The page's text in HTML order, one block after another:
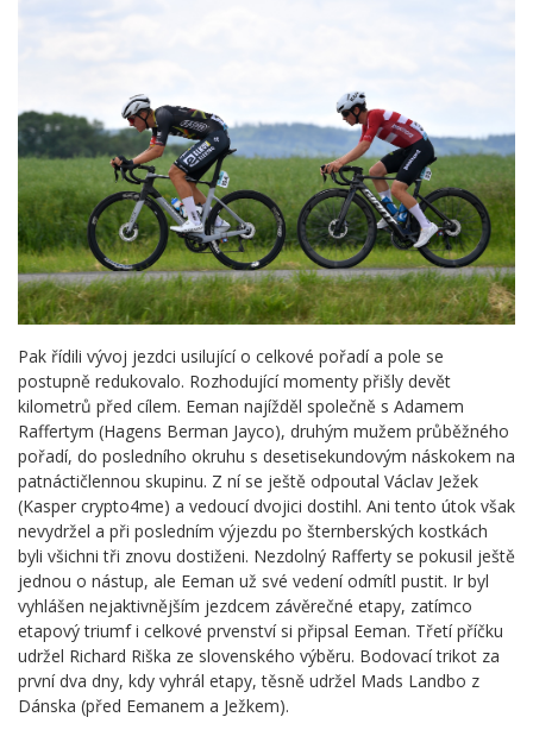
Pak řídili vývoj jezdci usilující o celkové pořadí a pole se
postupně redukovalo. Rozhodující momenty přišly devět
kilometrů před cílem. Eeman najížděl společně s Adamem
Raffertym (Hagens Berman Jayco), druhým mužem průběžného
pořadí, do posledního okruhu s desetisekundovým náskokem na
patnáctičlennou skupinu. Z ní se ještě odpoutal Václav Ježek
(Kasper crypto4me) a vedoucí dvojici dostihl. Ani tento útok však
nevydržel a při posledním výjezdu po šternberských kostkách
byli všichni tři znovu dostiženi. Nezdolný Rafferty se pokusil ještě
jednou o nástup, ale Eeman už své vedení odmítl pustit. Ir byl
vyhlášen nejaktivnějším jezdcem závěrečné etapy, zatímco
etapový triumf i celkové prvenství si připsal Eeman. Třetí příčku
udržel Richard Riška ze slovenského výběru. Bodovací trikot za
první dva dny, kdy vyhrál etapy, těsně udržel Mads Landbo z
Dánska (před Eemanem a Ježkem).